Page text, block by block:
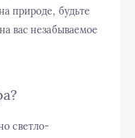
природе, будьте
вас незабываемое
светло-